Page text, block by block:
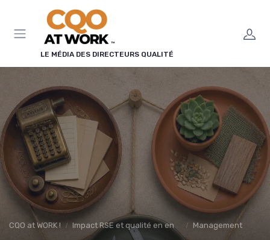
LE MÉDIA DES DIRECTEURS QUALITÉ
CQO at WORK ! Impact RSE et qualité en entreprise Management
Panneau de gestion des cookies